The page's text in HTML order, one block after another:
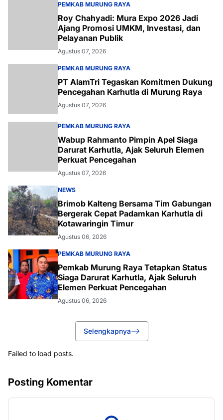
PEMKAB MURUNG RAYA
Roy Chahyadi: Mura Expo 2026 Jadi
Ajang Promosi UMKM, Investasi, dan
Pelayanan Publik
Agustus 07, 2026
PEMKAB MURUNG RAYA
PT AlamTri Tegaskan Komitmen Dukung
Pencegahan Karhutla di Murung Raya
Agustus 07, 2026
PEMKAB MURUNG RAYA
Wabup Rahmanto Pimpin Apel Siaga
Darurat Karhutla, Ajak Seluruh Elemen
Perkuat Pencegahan
Agustus 07, 2026
NEWS
Brimob Kalteng Bersama Tim Gabungan
Bergerak Cepat Padamkan Karhutla di
Kotawaringin Timur
Agustus 06, 2026
PEMKAB MURUNG RAYA
Pemkab Murung Raya Tetapkan Status
Siaga Darurat Karhutla, Ajak Seluruh
Elemen Perkuat Pencegahan
Agustus 06, 2026
Selengkapnya
Failed to load posts.
Posting Komentar